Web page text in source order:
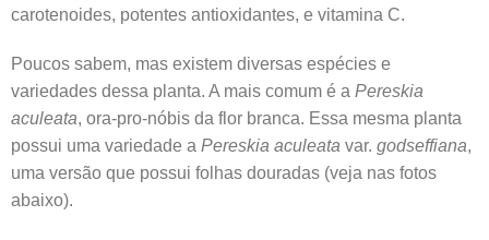
carotenoides, potentes antioxidantes, e vitamina C.
Poucos sabem, mas existem diversas espécies e
variedades dessa planta. A mais comum é a Pereskia
aculeata, ora-pro-nóbis da flor branca. Essa mesma planta
possui uma variedade a Pereskia aculeata var. godseffiana,
uma versão que possui folhas douradas (veja nas fotos
abaixo).